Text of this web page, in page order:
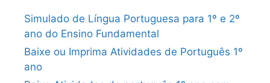
Simulado de Língua Portuguesa para 1º e 2º
ano do Ensino Fundamental
Baixe ou Imprima Atividades de Português 1º
ano